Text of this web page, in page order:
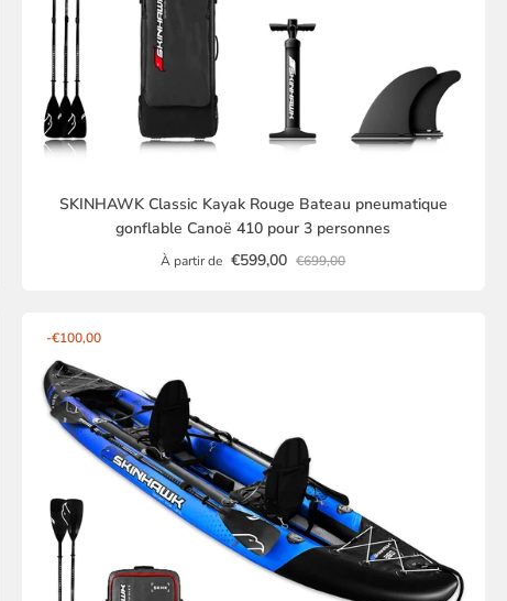
SKINHAWK Classic Kayak Rouge Bateau pneumatique
gonflable Canoë 410 pour 3 personnes
À partir de €599,00 €699,00
-€100,00